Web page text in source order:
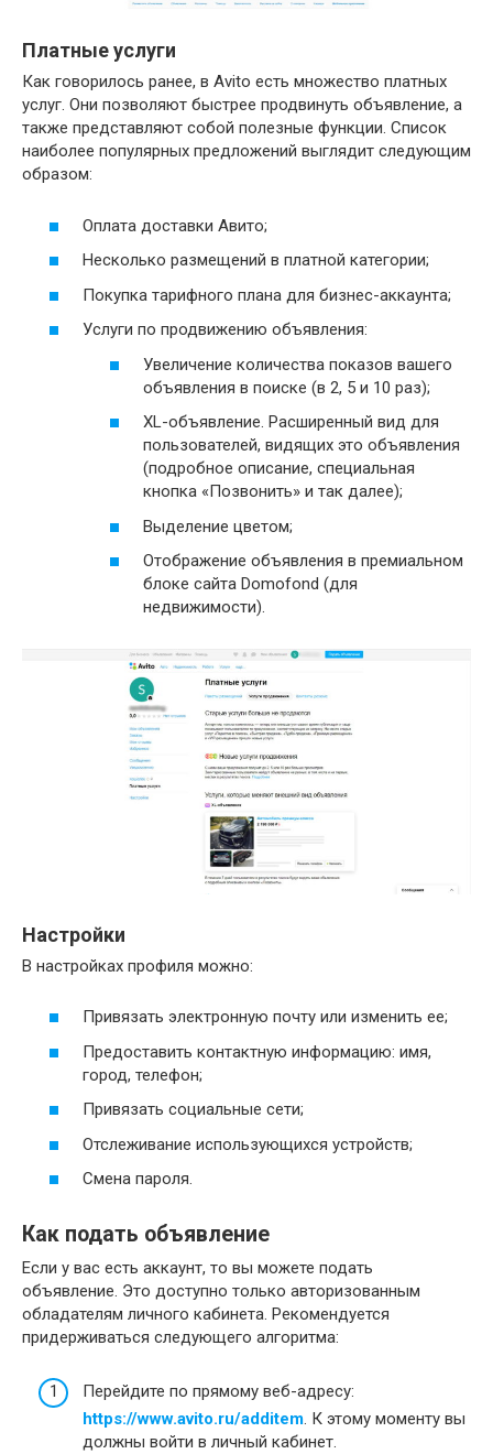
Платные услуги
Как говорилось ранее, в Avito есть множество платных
услуг. Они позволяют быстрее продвинуть объявление, а
также представляют собой полезные функции. Список
наиболее популярных предложений выглядит следующим
образом:
Оплата доставки Авито;
Несколько размещений в платной категории;
Покупка тарифного плана для бизнес-аккаунта;
Услуги по продвижению объявления:
Увеличение количества показов вашего
объявления в поиске (в 2, 5 и 10 раз);
XL-объявление. Расширенный вид для
пользователей, видящих это объявления
(подробное описание, специальная
кнопка «Позвонить» и так далее);
Выделение цветом;
Отображение объявления в премиальном
блоке сайта Domofond (для
недвижимости).
Настройки
В настройках профиля можно:
Привязать электронную почту или изменить ее;
Предоставить контактную информацию: имя,
город, телефон;
Привязать социальные сети;
Отслеживание использующихся устройств;
Смена пароля.
Как подать объявление
Если у вас есть аккаунт, то вы можете подать
объявление. Это доступно только авторизованным
обладателям личного кабинета. Рекомендуется
придерживаться следующего алгоритма:
Перейдите по прямому веб-адресу:
https://www.avito.ru/additem . К этому моменту вы
должны войти в личный кабинет.